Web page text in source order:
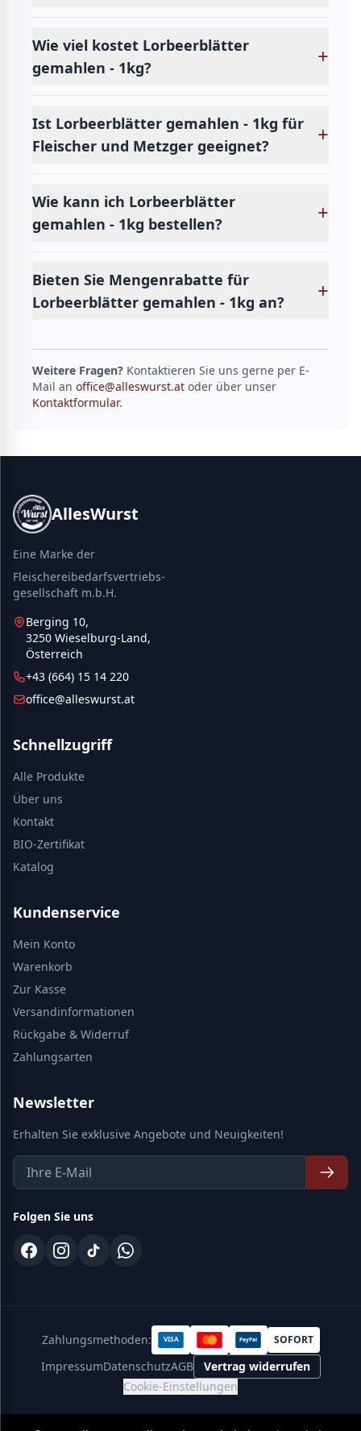
Wie viel kostet Lorbeerblätter
gemahlen - 1kg?
+
Ist Lorbeerblätter gemahlen - 1kg für
Fleischer und Metzger geeignet?
+
Wie kann ich Lorbeerblätter
gemahlen - 1kg bestellen?
+
Bieten Sie Mengenrabatte für
Lorbeerblätter gemahlen - 1kg an?
+
Weitere Fragen? Kontaktieren Sie uns gerne per E-
Mail an office@alleswurst.at oder über unser
Kontaktformular.
AllesWurst
Eine Marke der
Fleischereibedarfsvertriebs-
gesellschaft m.b.H.
Berging 10,
3250 Wieselburg-Land,
Österreich
+43 (664) 15 14 220
office@alleswurst.at
Schnellzugriff
Alle Produkte
Über uns
Kontakt
BIO-Zertifikat
Katalog
Kundenservice
Mein Konto
Warenkorb
Zur Kasse
Versandinformationen
Rückgabe & Widerruf
Zahlungsarten
Newsletter
Erhalten Sie exklusive Angebote und Neuigkeiten!
Folgen Sie uns
Zahlungsmethoden: VISA PayPal SOFORT
ImpressumDatenschutzAGB
Vertrag widerrufen
Cookie-Einstellungen